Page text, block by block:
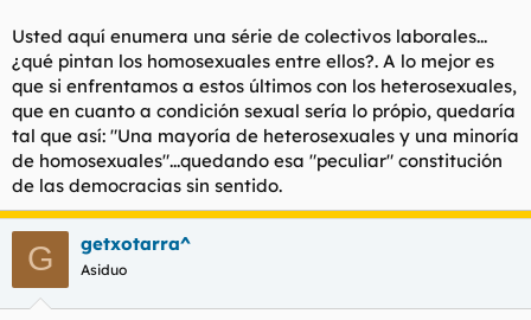
Usted aquí enumera una série de colectivos laborales...
¿qué pintan los homosexuales entre ellos?. A lo mejor es
que si enfrentamos a estos últimos con los heterosexuales,
que en cuanto a condición sexual sería lo própio, quedaría
tal que así: "Una mayoría de heterosexuales y una minoría
de homosexuales"...quedando esa "peculiar" constitución
de las democracias sin sentido.
G getxotarra^
Asiduo